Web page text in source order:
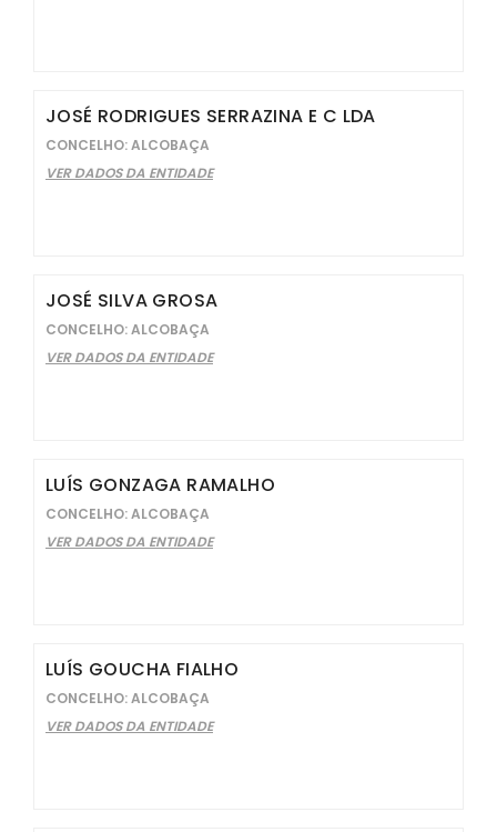
JOSÉ RODRIGUES SERRAZINA E C LDA
CONCELHO: ALCOBAÇA
VER DADOS DA ENTIDADE
JOSÉ SILVA GROSA
CONCELHO: ALCOBAÇA
VER DADOS DA ENTIDADE
LUÍS GONZAGA RAMALHO
CONCELHO: ALCOBAÇA
VER DADOS DA ENTIDADE
LUÍS GOUCHA FIALHO
CONCELHO: ALCOBAÇA
VER DADOS DA ENTIDADE